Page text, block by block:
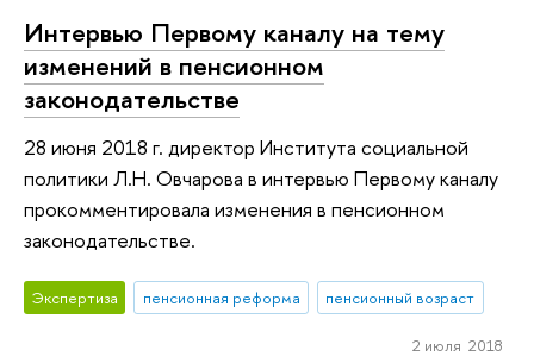
Интервью Первому каналу на тему
изменений в пенсионном
законодательстве
28 июня 2018 г. директор Института социальной
политики Л.Н. Овчарова в интервью Первому каналу
прокомментировала изменения в пенсионном
законодательстве.
Экспертиза пенсионная реформа пенсионный возраст
2 июля 2018